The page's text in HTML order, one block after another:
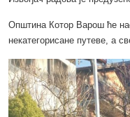
Општина Котор Варош ће
некатегорисане путеве, а